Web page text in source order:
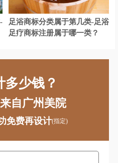
标注册
标注册
人商标注册
标注册
标注册
足浴商标分类属于第几类-足浴
足疗商标注册属于哪一类？
多少钱？
自广州美院
免费再设计(指定)